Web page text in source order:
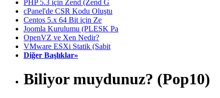
PHP 5.3 için Zend (Zend G
cPanel'de CSR Kodu Oluştu
Centos 5.x 64 Bit için Ze
Joomla Kurulumu (PLESK Pa
OpenVZ ve Xen Nedir?
VMware ESXi Statik (Sabit
Diğer Başlıklar»
Biliyor muydunuz? (Pop10)